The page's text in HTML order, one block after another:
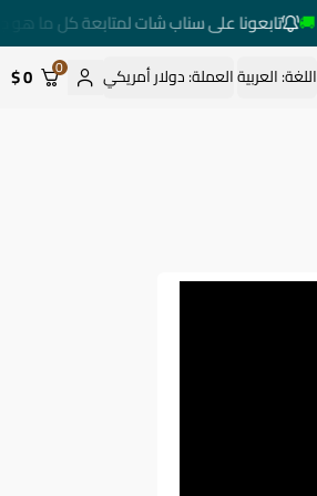
تابعونا على سناب شات لمتابعة كل ما هو
اللغة:العربيةالعملة:دولار أمريكي 0
0 $